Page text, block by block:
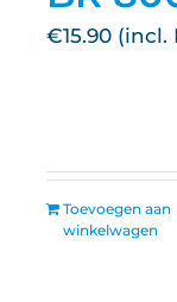
€15.90
Toevoegen aan
winkelwagen